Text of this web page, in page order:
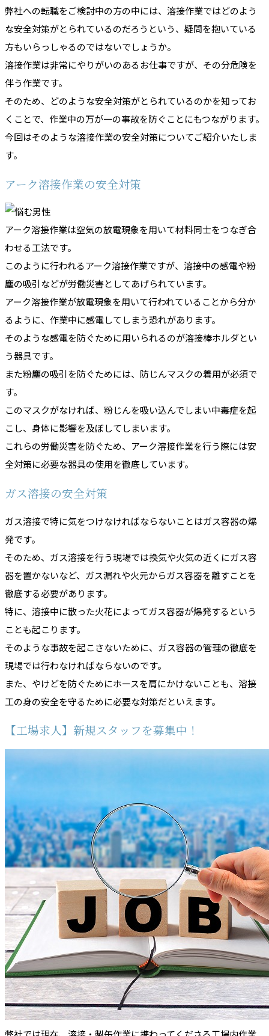
弊社への転職をご検討中の方の中には、溶接作業ではどのよう
な安全対策がとられているのだろうという、疑問を抱いている
方もいらっしゃるのではないでしょうか。
溶接作業は非常にやりがいのあるお仕事ですが、その分危険を
伴う作業です。
そのため、どのような安全対策がとられているのかを知ってお
くことで、作業中の万が一の事故を防ぐことにもつながります。
今回はそのような溶接作業の安全対策についてご紹介いたしま
す。
アーク溶接作業の安全対策
アーク溶接作業は空気の放電現象を用いて材料同士をつなぎ合
わせる工法です。
このように行われるアーク溶接作業ですが、溶接中の感電や粉
塵の吸引などが労働災害としてあげられています。
アーク溶接作業が放電現象を用いて行われていることから分か
るように、作業中に感電してしまう恐れがあります。
そのような感電を防ぐために用いられるのが溶接棒ホルダとい
う器具です。
また粉塵の吸引を防ぐためには、防じんマスクの着用が必須で
す。
このマスクがなければ、粉じんを吸い込んでしまい中毒症を起
こし、身体に影響を及ぼしてしまいます。
これらの労働災害を防ぐため、アーク溶接作業を行う際には安
全対策に必要な器具の使用を徹底しています。
ガス溶接の安全対策
ガス溶接で特に気をつけなければならないことはガス容器の爆
発です。
そのため、ガス溶接を行う現場では換気や火気の近くにガス容
器を置かないなど、ガス漏れや火元からガス容器を離すことを
徹底する必要があります。
特に、溶接中に散った火花によってガス容器が爆発するという
ことも起こります。
そのような事故を起こさないために、ガス容器の管理の徹底を
現場では行わなければならないのです。
また、やけどを防ぐためにホースを肩にかけないことも、溶接
工の身の安全を守るために必要な対策だといえます。
【工場求人】新規スタッフを募集中！